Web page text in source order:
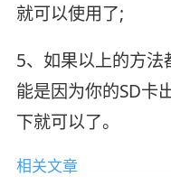
就可以使用了;
5、如果以上的方
能是因为你的SD卡
下就可以了。
相关文章